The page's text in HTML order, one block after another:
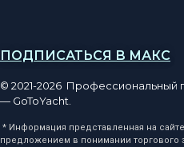
ПОДПИСАТЬСЯ В МАКС
© 2021-2026 Профессиональный
— GoToYacht.
* Информация представленная на
предложением в понимании